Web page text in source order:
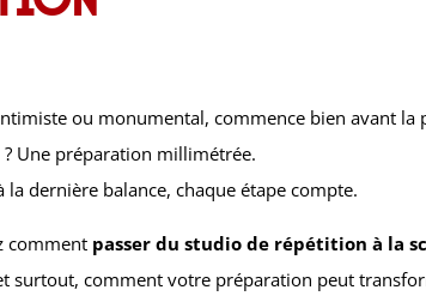
ou monumental, commence bien avant la
? Une préparation millimétrée.
dernière balance, chaque étape compte.
comment passer du studio de répétition à la
surtout, comment votre préparation peut